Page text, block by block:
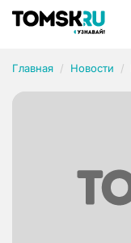
Главная Новости